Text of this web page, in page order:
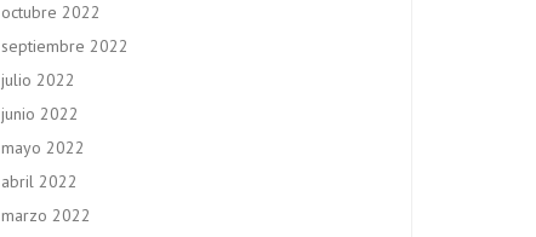
octubre 2022
septiembre 2022
julio 2022
junio 2022
mayo 2022
abril 2022
marzo 2022